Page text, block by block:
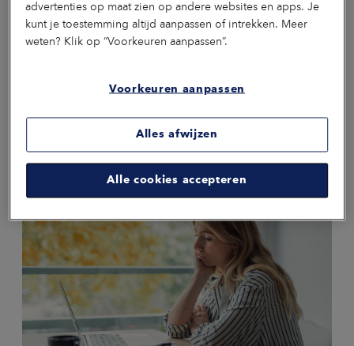
Arbeidsmarktkrapte is breder dan alleen een
Elke organisatie voelt de gevolgen van de krappe arbeidsmarkt.
Vacatures blijven langer openstaan, teams draaien op volle toeren en
Stoffers ligt daar niet de oplossing.
advertenties op maat zien op andere websites en apps. Je
kunt je toestemming altijd aanpassen of intrekken. Meer
weten? Klik op “Voorkeuren aanpassen”.
Voorkeuren aanpassen
Alles afwijzen
Alle cookies accepteren